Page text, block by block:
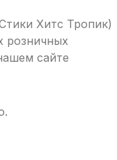
Хитс Тропик)
розничных
сайте